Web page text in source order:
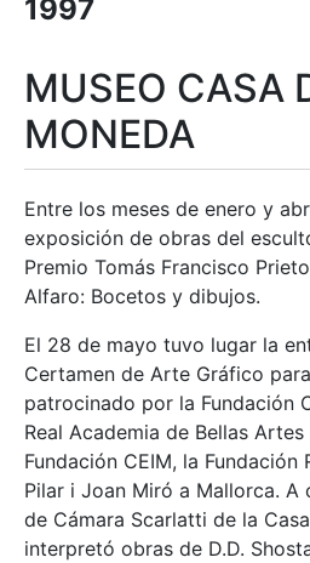
1997
MUSEO CASA
MONEDA
Entre los meses de enero y
exposición de obras del
Premio Tomás Francisco
Alfaro: Bocetos y dibujos.
El 28 de mayo tuvo lugar la
Certamen de Arte Gráfico
patrocinado por la Fundación
Real Academia de Bellas
Fundación CEIM, la Fundación
Pilar i Joan Miró a Mallorca. A
de Cámara Scarlatti de la
interpretó obras de D.D.